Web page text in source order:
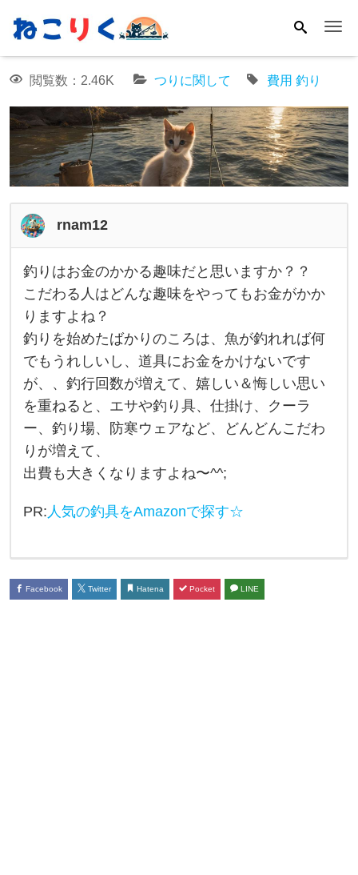
閲覧数：2.46K つりに関して 費用 釣り
rnam12
釣
り
は
お
金
の
か
か
る
趣
と
思
釣りはお金のかかる趣味だと思いますか？？
こだわる人はどんな趣味をやってもお金がかか
りますよね？
釣りを始めたばかりのころは、魚が釣れれば何
でもうれしいし、道具にお金をかけないです
が、、釣行回数が増えて、嬉しい＆悔しい思い
を重ねると、エサや釣り具、仕掛け、クーラ
ー、釣り場、防寒ウェアなど、どんどんこだわ
りが増えて、
出費も大きくなりますよね〜^^;
PR: 人気の釣具をAmazonで探す☆
Facebook Twitter Hatena Pocket LINE